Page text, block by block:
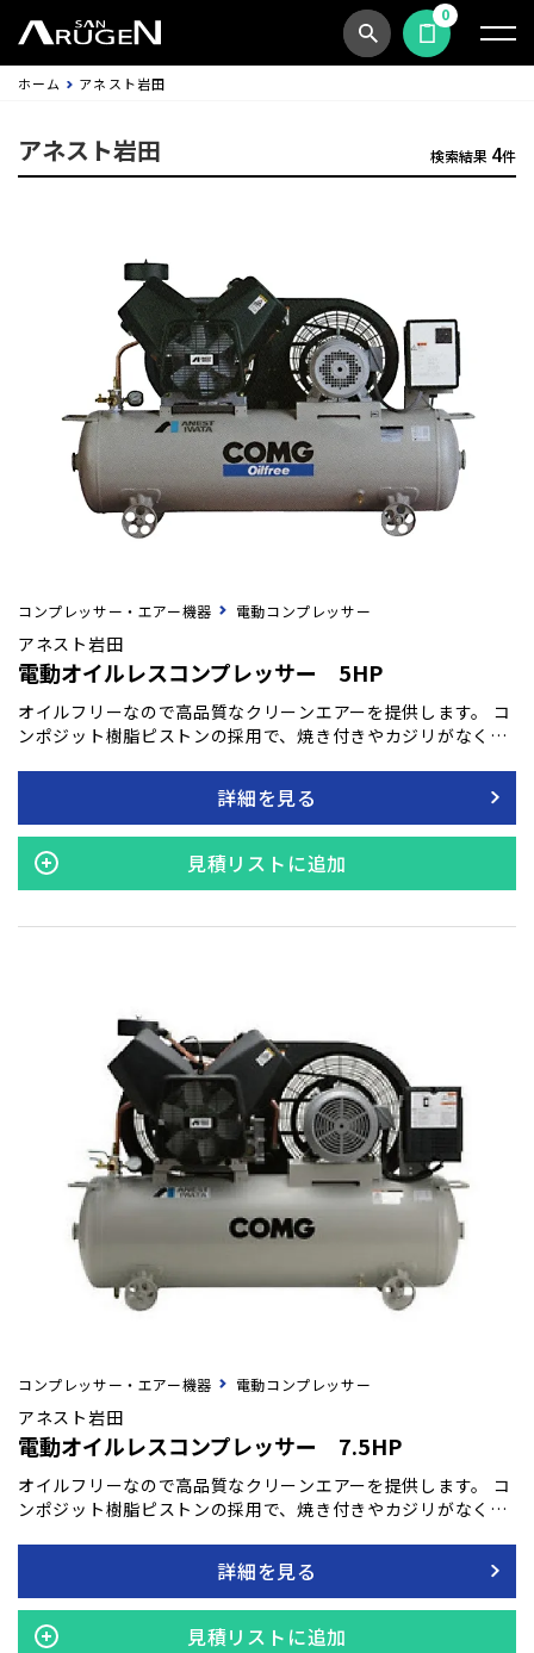
商品検索見積依頼する
0
ホーム アネスト岩田
アネスト岩田 検索結果 4件
コンプレッサー・エアー機器 電動コンプレッサー
アネスト岩田
電動オイルレスコンプレッサー 5HP
オイルフリーなので高品質なクリーンエアーを提供します。 コ
ンポジット樹脂ピストンの採用で、焼き付きやカジリがなく、
1.0MPaのパワフルなコンプレッサーです。
詳細を見る
見積リストに追加
コンプレッサー・エアー機器 電動コンプレッサー
アネスト岩田
電動オイルレスコンプレッサー 7.5HP
オイルフリーなので高品質なクリーンエアーを提供します。 コ
ンポジット樹脂ピストンの採用で、焼き付きやカジリがなく、
1.0MPaのパワフルなコンプレッサーです。（5.5kW機以上は2
段圧縮方式を採用） 5.5kW機以上には防塵フィルターキットを
標準装備しています。
詳細を見る
見積リストに追加